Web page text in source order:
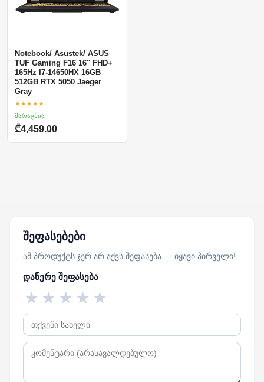
Notebook/ Asustek/ ASUS
TUF Gaming F16 16'' FHD+
165Hz I7-14650HX 16GB
512GB RTX 5050 Jaeger
Gray
★★★★★
მარაგშია
₾4,459.00
შეფასებები
ამ პროდუქტს ჯერ არ აქვს შეფასება — იყავი პირველი!
დაწერე შეფასება
★
★
★
★
★